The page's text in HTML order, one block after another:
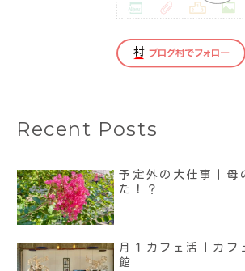
Recent Posts
予定外の大仕事｜母
た！？
月１カフェ活｜カフ
館